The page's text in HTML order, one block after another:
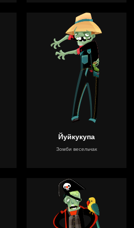
Йуйкукупа
Зомби весельчак